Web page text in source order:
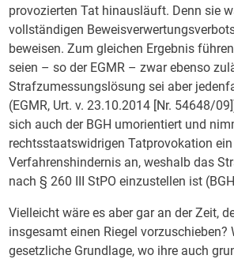
provozierten Tat hinausläuft. Denn sie
vollständigen
beweisen. Zum gleichen Ergebnis
seien – so der EGMR – zwar ebenso
Strafzumessungslösung sei aber
(EGMR, Urt. v. 23.10.2014 [Nr. 54648/
sich auch der BGH umorientiert und
rechtsstaatswidrigen Tatprovokation ein
Verfahrenshindernis an, weshalb das
nach § 260 III StPO einzustellen ist
Vielleicht wäre es aber gar an der Zeit,
insgesamt einen Riegel vorzuschieben?
gesetzliche Grundlage, wo ihre auch